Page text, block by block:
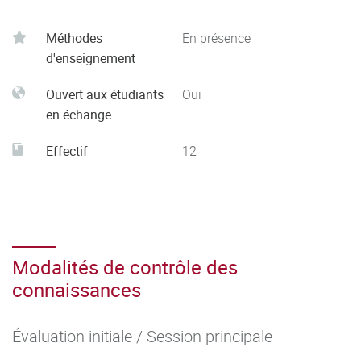
Méthodes
d'enseignement
En présence
Ouvert aux étudiants
en échange
Oui
Effectif 12
Modalités de contrôle des
connaissances
Évaluation initiale / Session principale